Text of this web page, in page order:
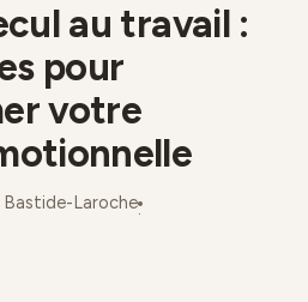
au travail :
pour
votre
Bastide-Laroche
·